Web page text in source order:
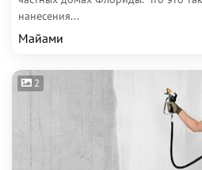
нанесения...
Майами
2